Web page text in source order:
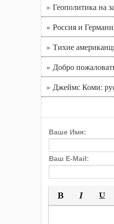
» Геополитика на
» Россия и
» Тихие
» Добро
» Джеймс Коми:
Ваше Имя:
Ваш E-Mail: